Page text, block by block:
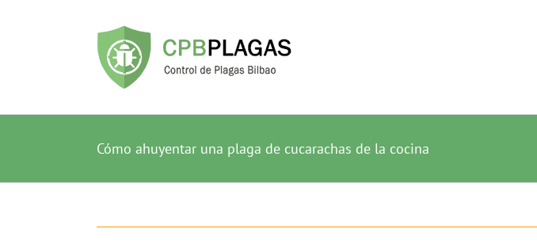
Cómo ahuyentar una plaga de cucarachas de la cocina